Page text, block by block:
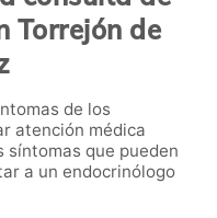
Torrejón de
de los
atención médica
síntomas que pueden
a un endocrinólogo